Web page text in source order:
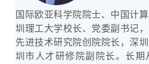
国际欧亚科学院院士、中国计
圳理工大学校长、党委副书记
先进技术研究院创院院长，深
圳市人才研修院副院长。长期